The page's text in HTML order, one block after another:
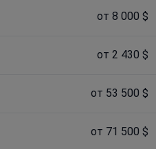
от 8 000 $
от 2 430 $
от 53 500 $
от 71 500 $